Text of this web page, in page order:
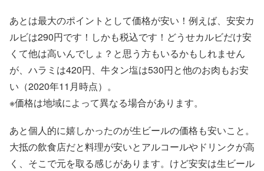
あとは最大のポイントとして価格が安い！例えば、安安カ
ルビは290円です！しかも税込です！どうせカルビだけ安
くて他は高いんでしょ？と思う方もいるかもしれません
が、ハラミは420円、牛タン塩は530円と他のお肉もお安
い（2020年11月時点）。
※価格は地域によって異なる場合があります。
あと個人的に嬉しかったのが生ビールの価格も安いこと。
大抵の飲食店だと料理が安いとアルコールやドリンクが高
く、そこで元を取る感じがあります。けど安安は生ビール